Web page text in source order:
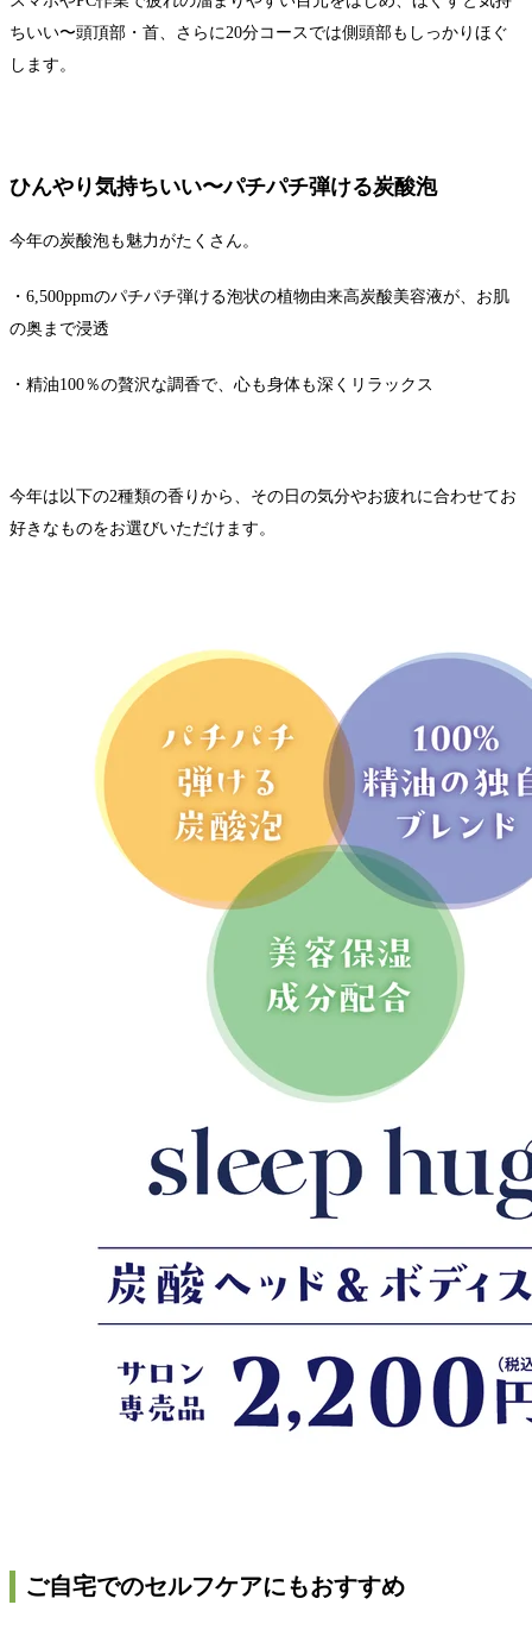
ちいい〜頭頂部・首、さらに20分コースでは側頭部もしっかりほぐ
します。
ひんやり気持ちいい〜パチパチ弾ける炭酸泡
今年の炭酸泡も魅力がたくさん。
・6,500ppmのパチパチ弾ける泡状の植物由来高炭酸美容液が、お肌
の奥まで浸透
・精油100％の贅沢な調香で、心も身体も深くリラックス
今年は以下の2種類の香りから、その日の気分やお疲れに合わせてお
好きなものをお選びいただけます。
ご自宅でのセルフケアにもおすすめ